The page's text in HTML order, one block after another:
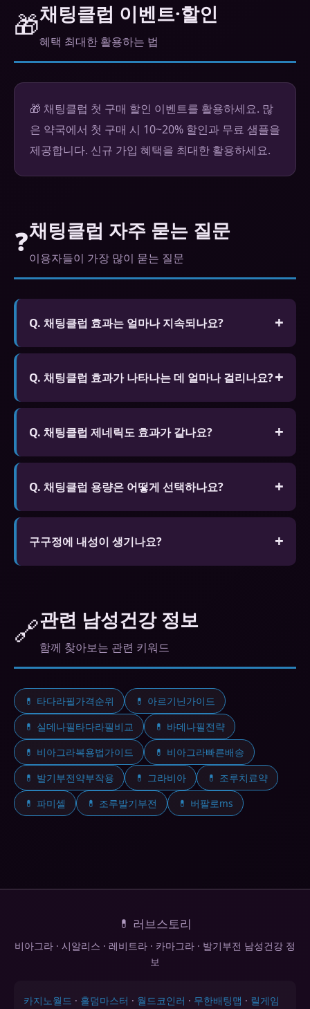
🎁채팅클럽 이벤트·할인
혜택 최대한 활용하는 법
🎁 채팅클럽 첫 구매 할인 이벤트를 활용하세요. 많
은 약국에서 첫 구매 시 10~20% 할인과 무료 샘플을
제공합니다. 신규 가입 혜택을 최대한 활용하세요.
❓채팅클럽 자주 묻는 질문
이용자들이 가장 많이 묻는 질문
Q. 채팅클럽 효과는 얼마나 지속되나요?
A. 비아그라(실데나필)는 4~6시간, 시알리스(타다라
필)는 최대 36시간, 레비트라(바데나필)는 4~6시간
Q. 채팅클럽 효과가 나타나는 데 얼마나 걸리나요?
A. 일반적으로 복용 후 30분~1시간 후에 효과가 나타
납니다. 고지방 식사 후 복용하면 흡수가 지연될 수
Q. 채팅클럽 제네릭도 효과가 같나요?
A. FDA나 식약처 승인을 받은 제네릭은 오리지널과
동일한 활성 성분을 포함하며 동등한 효능과 안전성
Q. 채팅클럽 용량은 어떻게 선택하나요?
A. 처음에는 낮은 용량(25mg)부터 시작하여 효과와
부작용을 확인한 후 적절한 용량을 찾아가는 것이 안
구구정에 내성이 생기나요?
🔗관련 남성건강 정보
함께 찾아보는 관련 키워드
💊 타다라필가격순위
💊 아르기닌가이드
💊 실데나필타다라필비교
💊 바데나필전략
💊 비아그라복용법가이드
💊 비아그라빠른배송
💊 발기부전약부작용
💊 그라비아
💊 조루치료약
💊 파미셀
💊 조루발기부전 💊 버팔로ms
💊 러브스토리
비아그라 · 시알리스 · 레비트라 · 카마그라 · 발기부전 남성건강 정
보
카지노월드 · 홀덤마스터 · 월드코인러 · 무한배팅맵 · 릴게임